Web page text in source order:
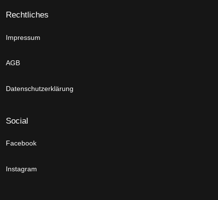
Rechtliches
Impressum
AGB
Datenschutzerklärung
Social
Facebook
Instagram